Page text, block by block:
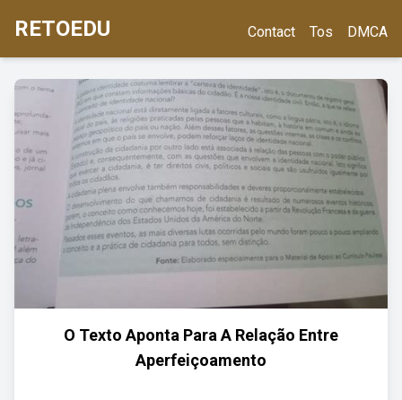
RETOEDU Contact Tos DMCA
O Texto Aponta Para A Relação Entre
Aperfeiçoamento